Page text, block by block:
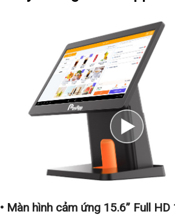
• Màn hình cảm ứng 15.6” Full